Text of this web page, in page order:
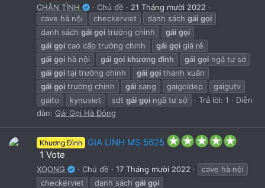
CHÂN TÌNH Chủ đề
21 Tháng mười 2022
cave hà nội
checkerviet danh sách gái gọi
danh sách gái gọi trường chinh gái gọi
gái gọi cao cấp trường chinh gái gọi giá rẻ
gái gọi hà nội gái gọi khương đình gái gọi ngã tư sở
gái gọi tại trường chinh gái gọi thanh xuân
gái gọi trường chinh gái sang gaigoidep
gaigutv
gaito
kynuviet sdt gái gọi ngã tư sở Trả lời: 1
Diễn
đàn: Gái Gọi Hà Đông
Khương Đình GIA LINH MS 5625
5
0
0
1 Vote
XOONG Chủ đề 17 Tháng mười 2022
cave hà nội
checkerviet
danh sách gái gọi